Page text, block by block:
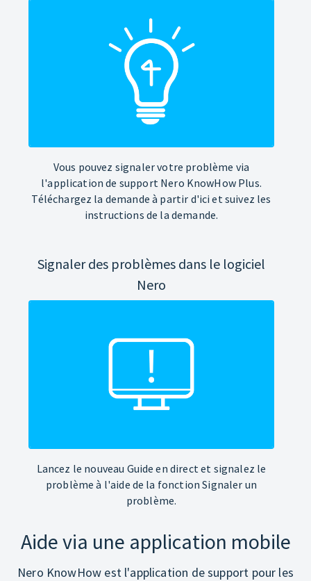
Vous pouvez signaler votre problème via
l'application de support Nero KnowHow Plus.
Téléchargez la demande à partir d'ici et suivez les
instructions de la demande.
Signaler des problèmes dans le logiciel
Nero
Lancez le nouveau Guide en direct et signalez le
problème à l'aide de la fonction Signaler un
problème.
Aide via une application mobile
Nero KnowHow est l'application de support pour les